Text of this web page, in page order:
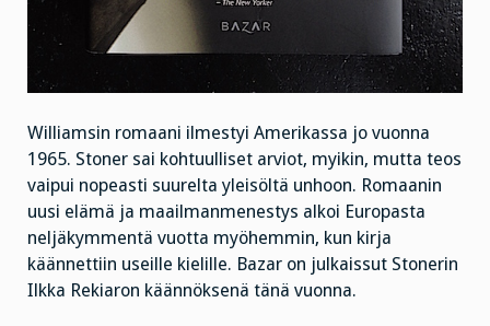
Williamsin romaani ilmestyi Amerikassa jo vuonna
1965. Stoner sai kohtuulliset arviot, myikin, mutta teos
vaipui nopeasti suurelta yleisöltä unhoon. Romaanin
uusi elämä ja maailmanmenestys alkoi Europasta
neljäkymmentä vuotta myöhemmin, kun kirja
käännettiin useille kielille. Bazar on julkaissut Stonerin
Ilkka Rekiaron käännöksenä tänä vuonna.